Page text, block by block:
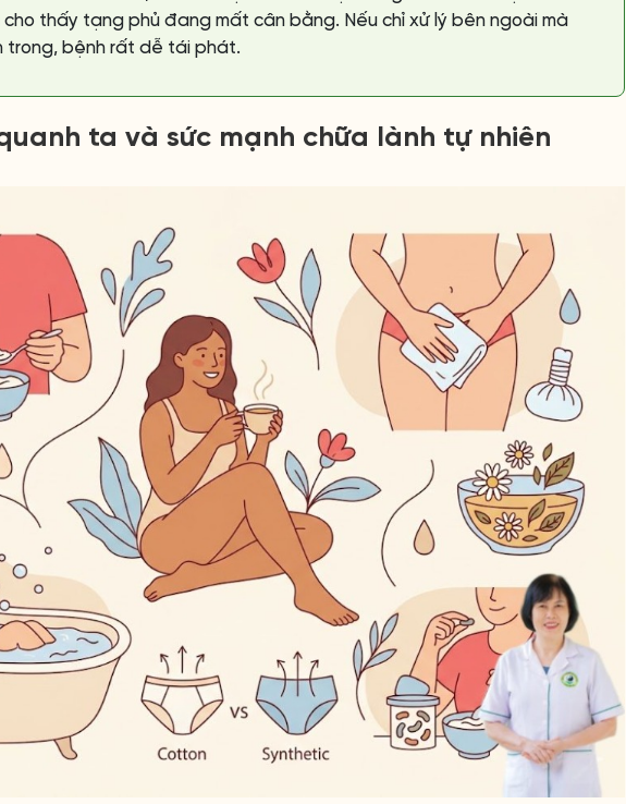
thấy tạng phủ đang mất cân bằng. Nếu chỉ xử lý bên ngoài mà
trong, bệnh rất dễ tái phát.
ta và sức mạnh chữa lành tự nhiên